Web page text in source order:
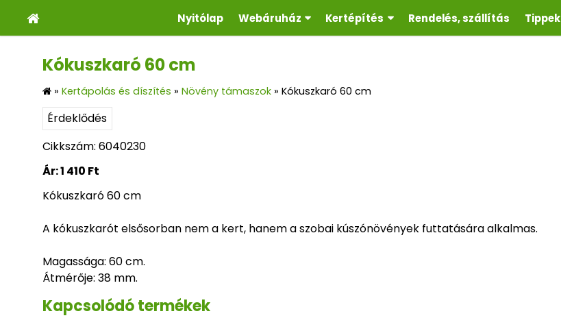
Nyitólap Webáruház Kertépítés Rendelés, szállítás Tippek
Kókuszkaró 60 cm
» Kertápolás és díszítés » Növény támaszok » Kókuszkaró 60 cm
Érdeklődés
Cikkszám: 6040230
Ár:1 410 Ft
Kókuszkaró 60 cm
A kókuszkarót elsősorban nem a kert, hanem a szobai kúszónövények futtatására alkalmas.
Magassága: 60 cm.
Átmérője: 38 mm.
Kapcsolódó termékek